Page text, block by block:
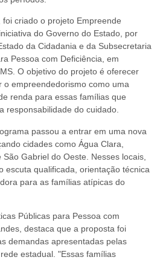
criado o projeto Empreende
do Governo do Estado, por
da Cidadania e da Subsecretaria
Pessoa com Deficiência, em
O objetivo do projeto é oferecer
o empreendedorismo como uma
renda para essas famílias que
responsabilidade do cuidado.
passou a entrar em uma nova
cidades como Água Clara,
Gabriel do Oeste. Nesses locais,
escuta qualificada, orientação técnica
para as famílias atípicas do
Públicas para Pessoa com
destaca que a proposta foi
demandas apresentadas pelas
estadual. "Essas famílias